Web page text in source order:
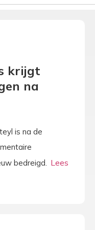
krijgt
na
is na de
bedreigd.